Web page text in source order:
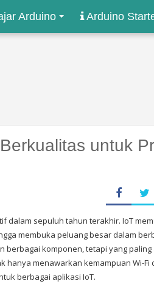
Arduino Arduino
untuk
dalam sepuluh tahun terakhir. IoT
membuka peluang besar dalam
berbagai komponen, tetapi yang
hanya menawarkan kemampuan Wi-Fi
berbagai aplikasi IoT.